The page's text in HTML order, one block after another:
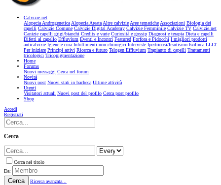
Calvizie.net
Alopecia AndrogeneticaAlopecia AreataAltre calvizieAree tematicheAssociazioni Biologia dei
capelli Calvizie Comune Calvizie Digital Academy Calvizie Femminile Calvizie TV Calvizie.net
Canizie capelli grigi/bianchi Credits e varie Curiosità e gossip Diagnosi e terapia Dieta e capelli
Difetti al capello Effluvium Eventi e Incontri Featured Forfora e Pidocchi I migliori prodotti
anticalvizie Igiene e cura Infoltimenti non chirurgici Interviste Ipertricosi/Irsutismo Isolinea LLLT
Per iniziare Principi attivi Ricerca e futuro Telogen Effluvium Trapianto di capelli Trattamenti
tricologici Tricopigmentazione
Home
Forums
Nuovi messaggi Cerca nel forum
Novità
Nuovi post Nuovi stati in bacheca Ultime attività
Utenti
Visitatori attuali Nuovi post del profilo Cerca post profilo
Shop
Accedi
Registrati
Cerca
Cerca nel titolo
Da:
Cerca Ricerca avanzata...